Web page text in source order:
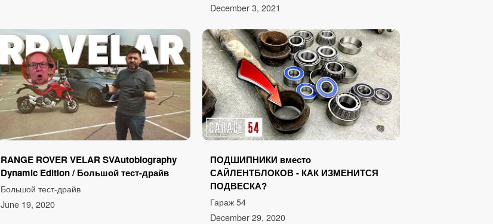
December 3, 2021
RANGE ROVER VELAR SVAutobiography
Dynamic Edition / Большой тест-драйв
Большой тест-драйв
June 19, 2020
ПОДШИПНИКИ вместо
САЙЛЕНТБЛОКОВ - КАК ИЗМЕНИТСЯ
ПОДВЕСКА?
Гараж 54
December 29, 2020